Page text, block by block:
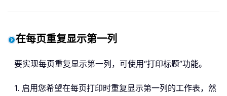
在每页重复显示第一列
要实现每页重复显示第一列，可使用“打印标题”功能。
1. 启用您希望在每页打印时重复显示第一列的工作表，然